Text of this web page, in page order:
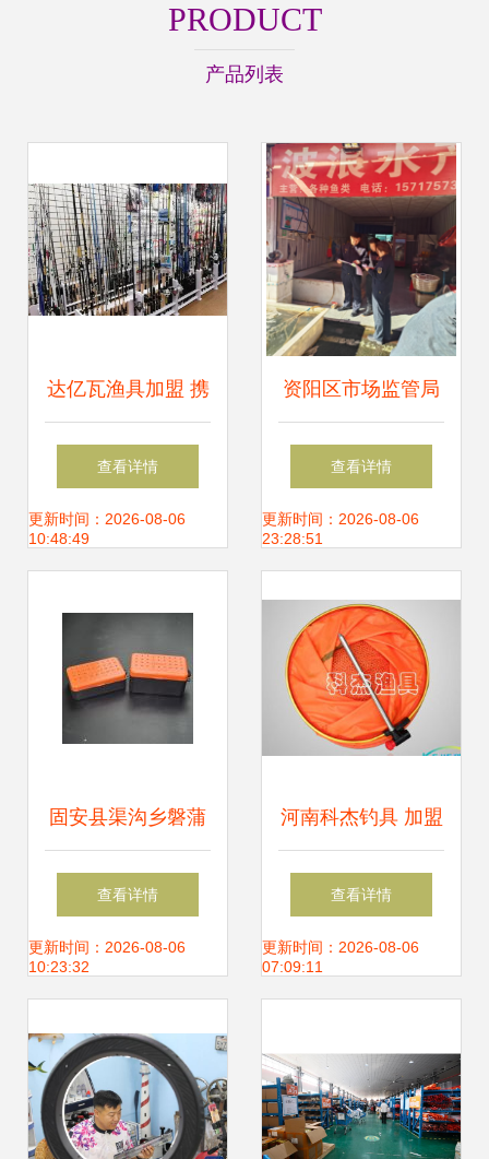
PRODUCT
产品列表
达亿瓦渔具加盟 携
手高端品牌，开启
渔具销售新篇章
查看详情
更新时间：2026-08-06
10:48:49
资阳区市场监管局
“利剑”行动遏制舌
尖上的“野味”与渔
查看详情
更新时间：2026-08-06
23:28:51
固安县渠沟乡磐蒲
渔具厂2019年垂钓
渔具用品及钓鱼配
查看详情
更新时间：2026-08-06
10:23:32
河南科杰钓具 加盟
渔具销售新机遇，
携手共创辉煌未来
查看详情
更新时间：2026-08-06
07:09:11